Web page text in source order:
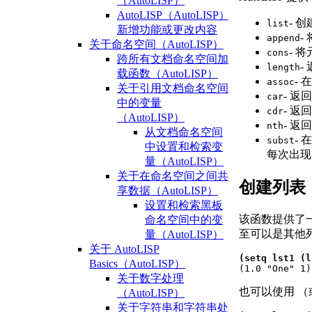
AutoLISP（AutoLISP）
新增功能或更改内容
关于命名空间（AutoLISP）
跨所有文档命名空间加
载函数（AutoLISP）
关于引用文档命名空间
中的变量
（AutoLISP）
从文档命名空间
中设置和检索变
量（AutoLISP）
关于在命名空间之间共
享数据（AutoLISP）
设置和检索黑板
命名空间中的变
量（AutoLISP）
关于 AutoLISP
Basics（AutoLISP）
关于数字处理
（AutoLISP）
关于字符串和字符串处
list- 创
append-
cons- 将
length-
assoc-
car- 返
cdr- 返
nth- 返
subst-
每次出
创建列表
该函数提供了
至可以是其他
(setq lst1
(1.0 "One" 1)
也可以使用